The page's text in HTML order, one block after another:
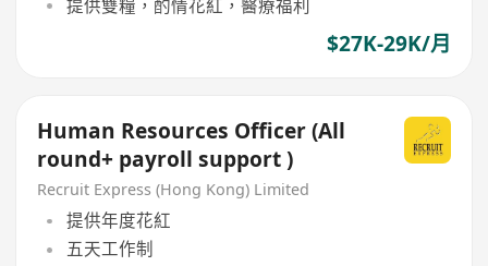
提供雙糧，酌情花紅，醫療福利
$27K-29K/月
Human Resources Officer (All
round+ payroll support )
Recruit Express (Hong Kong) Limited
提供年度花紅
五天工作制